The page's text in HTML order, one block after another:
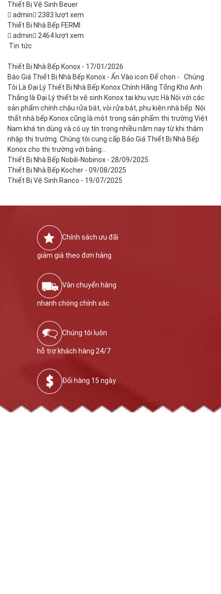
Thiết Bị Vệ Sinh Beuer
admin
2383 lượt xem
Thiết Bị Nhà Bếp FERMI
admin
2464 lượt xem
Tin tức
Thiết Bị Nhà Bếp Konox - 17/01/2026
Báo Giá Thiết Bị Nhà Bếp Konox - Ấn Vào icon Để chọn - Chúng
Tôi Là Đại Lý Thiết Bị Nhà Bếp Konox Chính Hãng Tổng Kho Anh
Thắng là Đại Lý thiết bị vệ sinh Konox tại khu vực Hà Nội với các
sản phẩm chính chậu rửa bát, vòi rửa bát, phụ kiện nhà bếp. Nội
thất nhà bếp Konox cũng là một trong sản phẩm thị trường Việt
Nam khá tin dùng và có uy tín trong nhiều năm nay từ khi thâm
nhập thị trường. Chúng tôi cung cấp Báo Giá Thiết Bị Nhà Bếp
Konox cho thị trường với bảng…
Thiết Bị Nhà Bếp Nobili-Nobinox - 28/09/2025
Thiết Bị Nhà Bếp Kocher - 09/08/2025
Thiết Bị Vệ Sinh Ranco - 19/07/2025
Chính sách ưu đãi
giảm giá theo đơn hàng
Vận chuyển hàng
nhanh chóng chính xác
Chúng tôi luôn
hỗ trợ khách hàng 24/7
Đổi hàng 15 ngày